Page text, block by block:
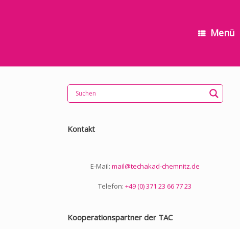
Menü
Kontakt
E-Mail: mail@techakad-chemnitz.de
Telefon:+49 (0) 371 23 66 77 23
Kooperationspartner der TAC